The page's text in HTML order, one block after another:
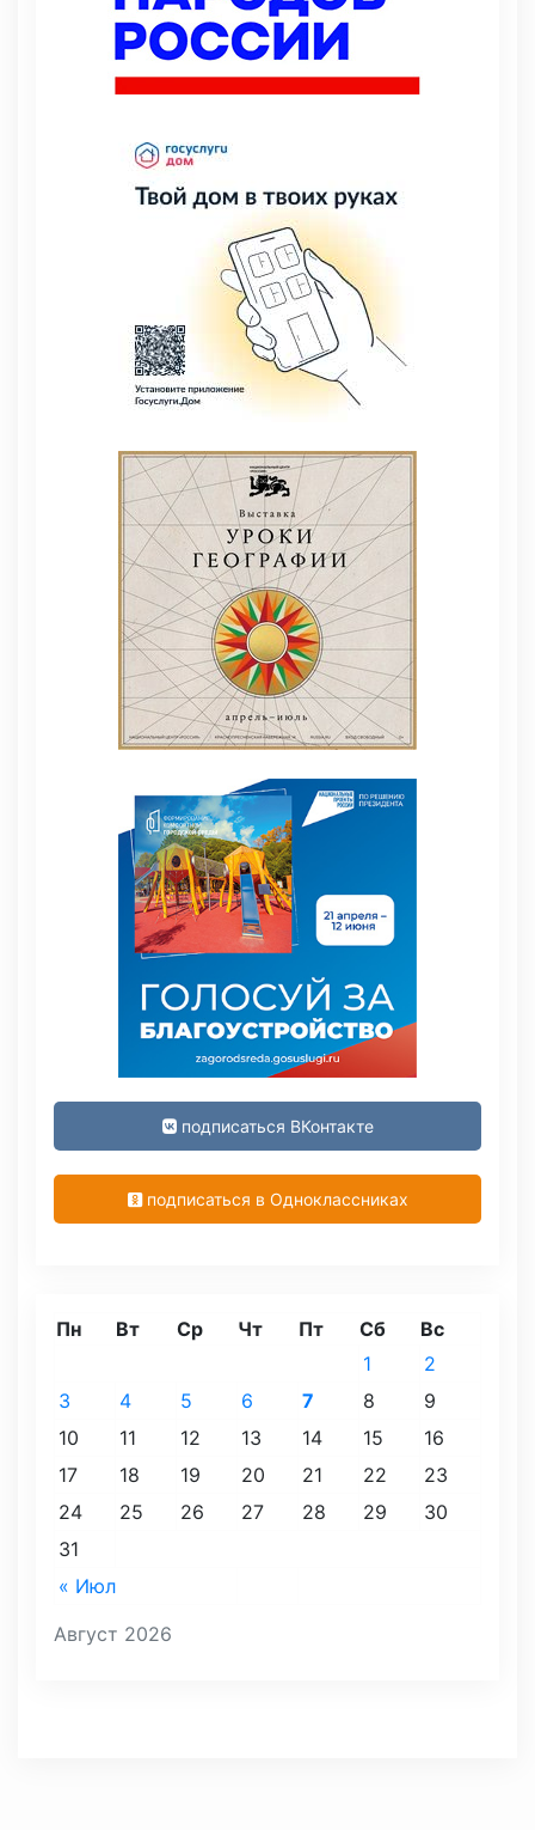
подписаться ВКонтакте
подписаться в Одноклассниках
Август 2026
Пн Вт Ср Чт Пт Сб Вс
« Июл
1
2
3
4 5 6 7 8
9
10
11 12 13 14 15
16
17
18 19 20 21 22
23
24
25 26 27 28 29
30
31